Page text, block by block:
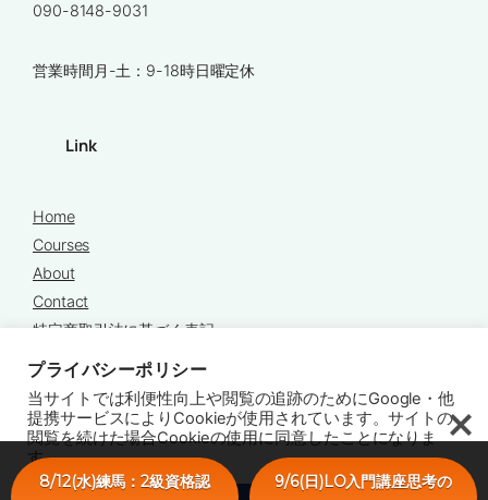
090-8148-9031
営業時間月-土：9-18時日曜定休
Link
Home
Courses
About
Contact
特定商取引法に基づく表記
プライバシーポリシー
Copyright © 2025 Chords
プライバシーポリシー
当サイトでは利便性向上や閲覧の追跡のためにGoogle・他
提携サービスによりCookieが使用されています。サイトの
閲覧を続けた場合Cookieの使用に同意したことになりま
す。
8/12(水)練馬：2級資格認
9/6(日)LO入門講座思考の